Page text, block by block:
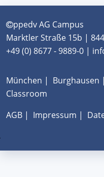
ppedv AG Campus
Marktler Straße 15b |
+49 (0) 8677 - 9889-0 |
München | Burghausen |
Classroom
AGB | Impressum |